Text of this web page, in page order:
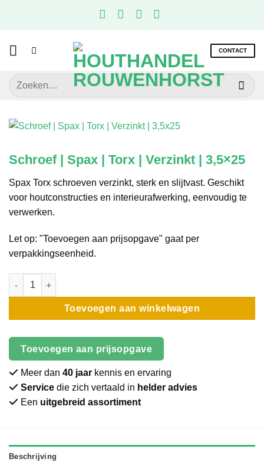
CONTACT
Zoeken
naar:
Schroef | Spax | Torx | Verzinkt | 3,5×25
Spax Torx schroeven verzinkt, sterk en slijtvast. Geschikt
voor houtconstructies en interieurafwerking, eenvoudig te
verwerken.
Let op: "Toevoegen aan prijsopgave" gaat per
verpakkingseenheid.
Schroef | Spax | Torx | Verzinkt | 3,5x25 aantal
Toevoegen aan winkelwagen
Toevoegen aan prijsopgave
Meer dan 40 jaar kennis en ervaring
Service die zich vertaald in helder advies
Een uitgebreid assortiment
Beschrijving